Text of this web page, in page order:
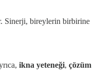
Sinerji, bireylerin birbirine
ikna yeteneği, çözüm